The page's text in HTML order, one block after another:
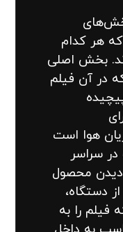
هر کدام
بخش اصلی
در آن فیلم
هوا است
سراسر
دیدن محصول
دستگاه،
را به